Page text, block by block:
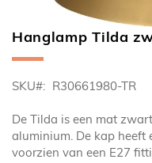
Ga
naar
begin
de
afbeeldingen-
gallerij
Hanglamp Tilda
SKU R30661980-TR
De Tilda is een mat
aluminium. De kap heeft
voorzien van een E27